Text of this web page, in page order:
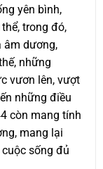
yên bình,
trong đó,
âm dương,
những
vươn lên, vượt
những điều
còn mang tính
mang lại
sống đủ